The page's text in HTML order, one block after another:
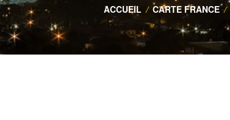
ACCUEIL / CARTE FRANCE /